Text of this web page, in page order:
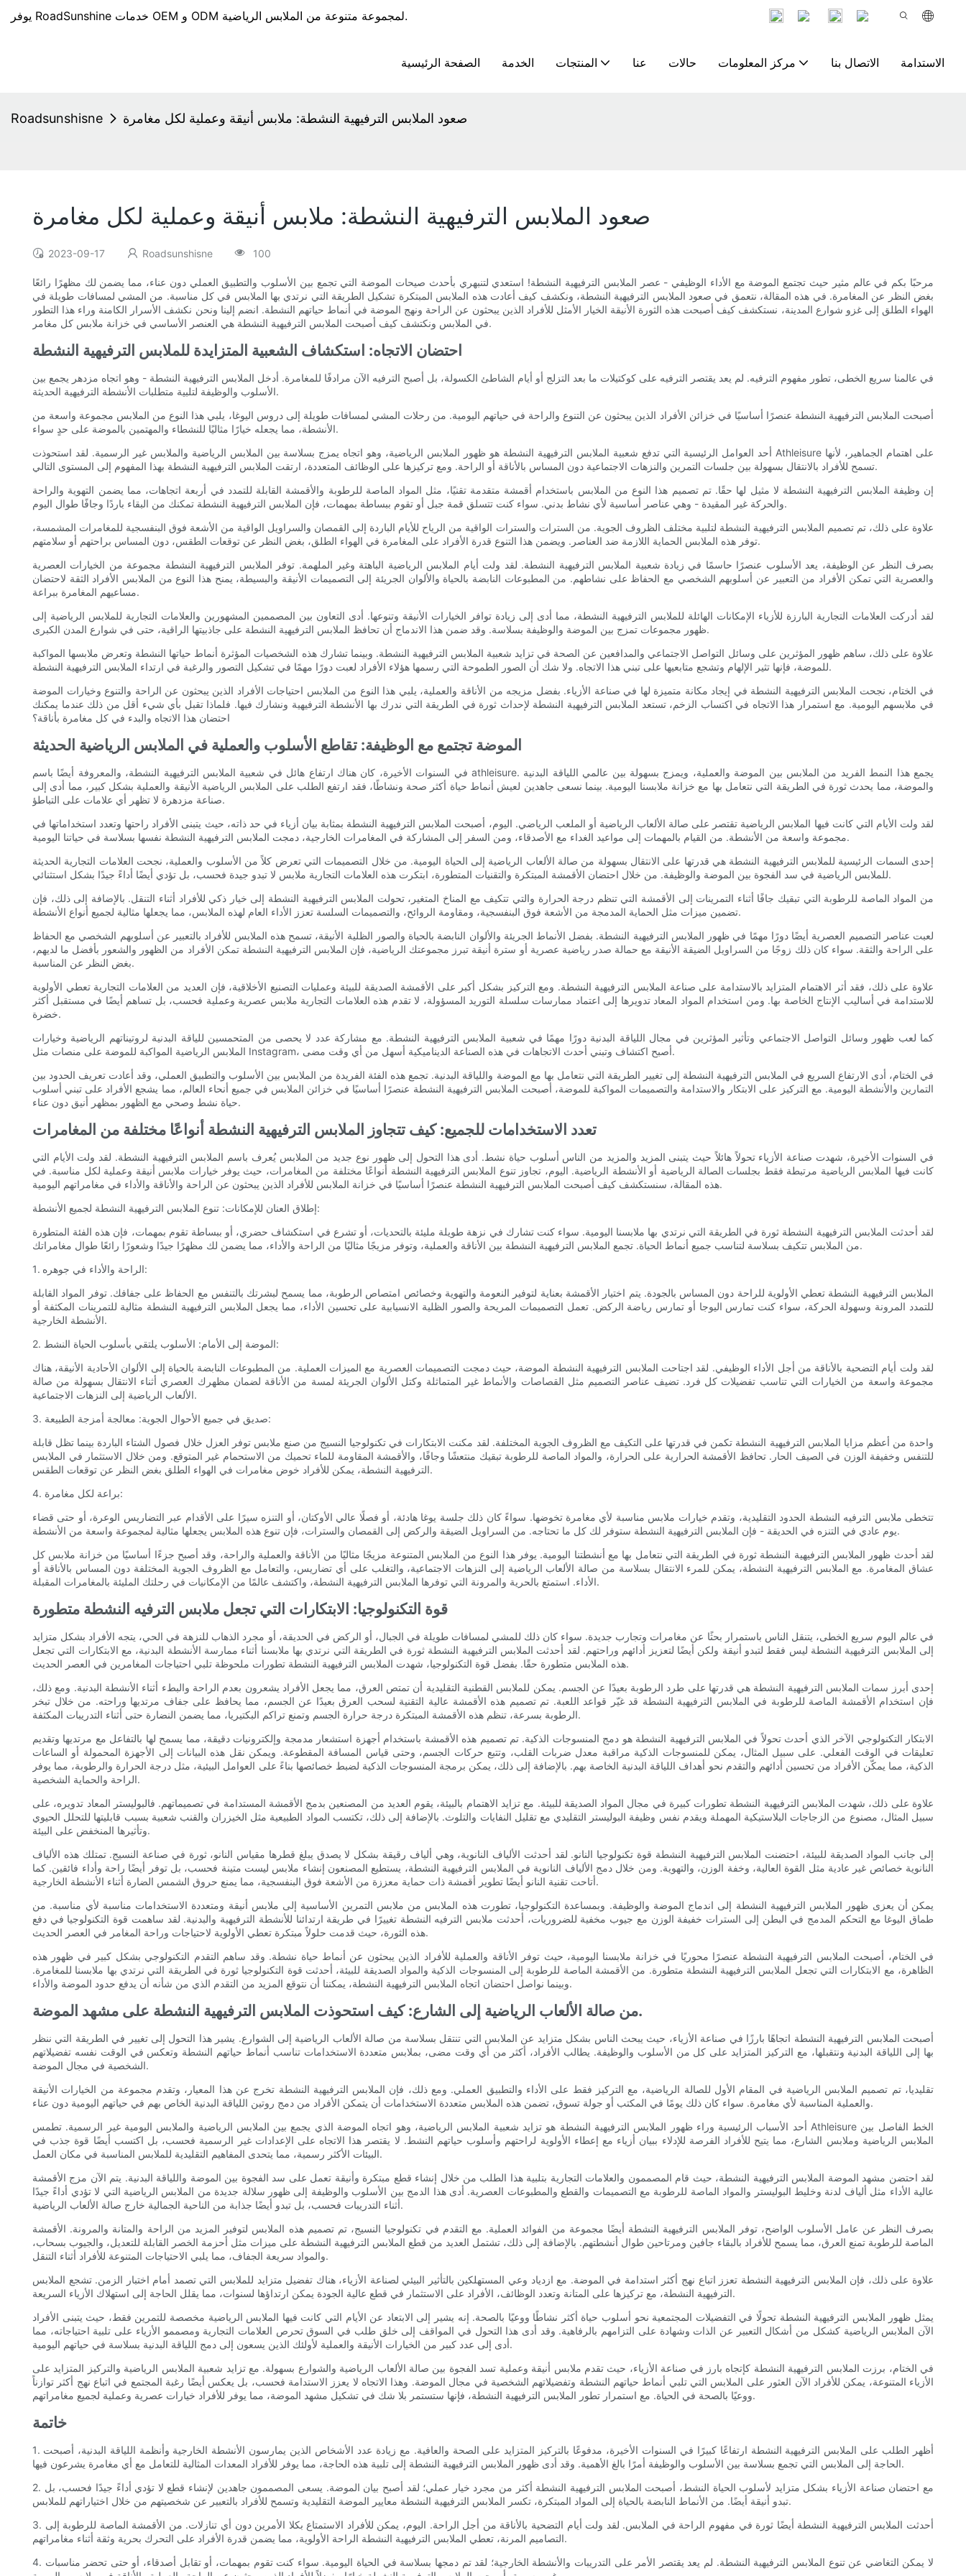
يوفر RoadSunshine خدمات OEM و ODM لمجموعة متنوعة من الملابس الرياضية.
الصفحة الرئيسية الخدمة المنتجات عنا حالات مركز المعلومات الاتصال بنا الاستدامة
Roadsunshisne صعود الملابس الترفيهية النشطة: ملابس أنيقة وعملية لكل مغامرة
صعود الملابس الترفيهية النشطة: ملابس أنيقة وعملية لكل مغامرة
2023-09-17 Roadsunshisne 100
مرحبًا بكم في عالم مثير حيث تجتمع الموضة مع الأداء الوظيفي - عصر الملابس الترفيهية النشطة! استعدي لتنبهري بأحدث صيحات الموضة التي تجمع بين الأسلوب والتطبيق العملي دون عناء، مما يضمن لك مظهرًا رائعًا
بغض النظر عن المغامرة. في هذه المقالة، نتعمق في صعود الملابس الترفيهية النشطة، ونكشف كيف أعادت هذه الملابس المبتكرة تشكيل الطريقة التي نرتدي بها الملابس في كل مناسبة. من المشي لمسافات طويلة في
الهواء الطلق إلى غزو شوارع المدينة، نستكشف كيف أصبحت هذه الثورة الأنيقة الخيار الأمثل للأفراد الذين يبحثون عن الراحة ونهج الموضة في أنماط حياتهم النشطة. انضم إلينا ونحن نكشف الأسرار الكامنة وراء هذا التطور
في الملابس ونكتشف كيف أصبحت الملابس الترفيهية النشطة هي العنصر الأساسي في خزانة ملابس كل مغامر.
احتضان الاتجاه: استكشاف الشعبية المتزايدة للملابس الترفيهية النشطة
في عالمنا سريع الخطى، تطور مفهوم الترفيه. لم يعد يقتصر الترفيه على كوكتيلات ما بعد التزلج أو أيام الشاطئ الكسولة، بل أصبح الترفيه الآن مرادفًا للمغامرة. أدخل الملابس الترفيهية النشطة - وهو اتجاه مزدهر يجمع بين
الأسلوب والوظيفة لتلبية متطلبات الأنشطة الترفيهية الحديثة.
أصبحت الملابس الترفيهية النشطة عنصرًا أساسيًا في خزائن الأفراد الذين يبحثون عن التنوع والراحة في حياتهم اليومية. من رحلات المشي لمسافات طويلة إلى دروس اليوغا، يلبي هذا النوع من الملابس مجموعة واسعة من
الأنشطة، مما يجعله خيارًا مثاليًا للنشطاء والمهتمين بالموضة على حدٍ سواء.
أحد العوامل الرئيسية التي تدفع شعبية الملابس الترفيهية النشطة هو ظهور الملابس الرياضية، وهو اتجاه يمزج بسلاسة بين الملابس الرياضية والملابس غير الرسمية. لقد استحوذت Athleisure على اهتمام الجماهير، لأنها
تسمح للأفراد بالانتقال بسهولة بين جلسات التمرين والنزهات الاجتماعية دون المساس بالأناقة أو الراحة. ومع تركيزها على الوظائف المتعددة، ارتقت الملابس الترفيهية النشطة بهذا المفهوم إلى المستوى التالي.
إن وظيفة الملابس الترفيهية النشطة لا مثيل لها حقًا. تم تصميم هذا النوع من الملابس باستخدام أقمشة متقدمة تقنيًا، مثل المواد الماصة للرطوبة والأقمشة القابلة للتمدد في أربعة اتجاهات، مما يضمن التهوية والراحة
والحركة غير المقيدة - وهي عناصر أساسية لأي نشاط بدني. سواء كنت تتسلق قمة جبل أو تقوم ببساطة بمهمات، فإن الملابس الترفيهية النشطة تمكنك من البقاء باردًا وجافًا طوال اليوم.
علاوة على ذلك، تم تصميم الملابس الترفيهية النشطة لتلبية مختلف الظروف الجوية. من السترات والسترات الواقية من الرياح للأيام الباردة إلى القمصان والسراويل الواقية من الأشعة فوق البنفسجية للمغامرات المشمسة،
توفر هذه الملابس الحماية اللازمة ضد العناصر. ويضمن هذا التنوع قدرة الأفراد على المغامرة في الهواء الطلق، بغض النظر عن توقعات الطقس، دون المساس براحتهم أو سلامتهم.
بصرف النظر عن الوظيفة، يعد الأسلوب عنصرًا حاسمًا في زيادة شعبية الملابس الترفيهية النشطة. لقد ولت أيام الملابس الرياضية الباهتة وغير الملهمة. توفر الملابس الترفيهية النشطة مجموعة من الخيارات العصرية
والعصرية التي تمكن الأفراد من التعبير عن أسلوبهم الشخصي مع الحفاظ على نشاطهم. من المطبوعات النابضة بالحياة والألوان الجريئة إلى التصميمات الأنيقة والبسيطة، يمنح هذا النوع من الملابس الأفراد الثقة لاحتضان
مساعيهم المغامرة ببراعة.
لقد أدركت العلامات التجارية البارزة للأزياء الإمكانات الهائلة للملابس الترفيهية النشطة، مما أدى إلى زيادة توافر الخيارات الأنيقة وتنوعها. أدى التعاون بين المصممين المشهورين والعلامات التجارية للملابس الرياضية إلى
ظهور مجموعات تمزج بين الموضة والوظيفة بسلاسة. وقد ضمن هذا الاندماج أن تحافظ الملابس الترفيهية النشطة على جاذبيتها الراقية، حتى في شوارع المدن الكبرى.
علاوة على ذلك، ساهم ظهور المؤثرين على وسائل التواصل الاجتماعي والمدافعين عن الصحة في تزايد شعبية الملابس الترفيهية النشطة. وبينما تشارك هذه الشخصيات المؤثرة أنماط حياتها النشطة وتعرض ملابسها المواكبة
للموضة، فإنها تثير الإلهام وتشجع متابعيها على تبني هذا الاتجاه. ولا شك أن الصور الطموحة التي رسمها هؤلاء الأفراد لعبت دورًا مهمًا في تشكيل التصور والرغبة في ارتداء الملابس الترفيهية النشطة.
في الختام، نجحت الملابس الترفيهية النشطة في إيجاد مكانة متميزة لها في صناعة الأزياء. بفضل مزيجه من الأناقة والعملية، يلبي هذا النوع من الملابس احتياجات الأفراد الذين يبحثون عن الراحة والتنوع وخيارات الموضة
في ملابسهم اليومية. مع استمرار هذا الاتجاه في اكتساب الزخم، تستعد الملابس الترفيهية النشطة لإحداث ثورة في الطريقة التي ندرك بها الأنشطة الترفيهية ونشارك فيها. فلماذا تقبل بأي شيء أقل من ذلك عندما يمكنك
احتضان هذا الاتجاه والبدء في كل مغامرة بأناقة؟
الموضة تجتمع مع الوظيفة: تقاطع الأسلوب والعملية في الملابس الرياضية الحديثة
في السنوات الأخيرة، كان هناك ارتفاع هائل في شعبية الملابس الترفيهية النشطة، والمعروفة أيضًا باسم athleisure. يجمع هذا النمط الفريد من الملابس بين الموضة والعملية، ويمزج بسهولة بين عالمي اللياقة البدنية
والموضة، مما يحدث ثورة في الطريقة التي نتعامل بها مع خزانة ملابسنا اليومية. بينما نسعى جاهدين لعيش أنماط حياة أكثر صحة ونشاطًا، فقد ارتفع الطلب على الملابس الرياضية الأنيقة والعملية بشكل كبير، مما أدى إلى
صناعة مزدهرة لا تظهر أي علامات على التباطؤ.
لقد ولت الأيام التي كانت فيها الملابس الرياضية تقتصر على صالة الألعاب الرياضية أو الملعب الرياضي. اليوم، أصبحت الملابس الترفيهية النشطة بمثابة بيان أزياء في حد ذاته، حيث يتبنى الأفراد راحتها وتعدد استخداماتها في
مجموعة واسعة من الأنشطة. من القيام بالمهمات إلى مواعيد الغداء مع الأصدقاء، ومن السفر إلى المشاركة في المغامرات الخارجية، دمجت الملابس الترفيهية النشطة نفسها بسلاسة في حياتنا اليومية.
إحدى السمات الرئيسية للملابس الترفيهية النشطة هي قدرتها على الانتقال بسهولة من صالة الألعاب الرياضية إلى الحياة اليومية. من خلال التصميمات التي تعرض كلاً من الأسلوب والعملية، نجحت العلامات التجارية الحديثة
للملابس الرياضية في سد الفجوة بين الموضة والوظيفة. من خلال احتضان الأقمشة المبتكرة والتقنيات المتطورة، ابتكرت هذه العلامات التجارية ملابس لا تبدو جيدة فحسب، بل تؤدي أيضًا أداءً جيدًا بشكل استثنائي.
من المواد الماصة للرطوبة التي تبقيك جافًا أثناء التمرينات إلى الأقمشة التي تنظم درجة الحرارة والتي تتكيف مع المناخ المتغير، تحولت الملابس الترفيهية النشطة إلى خيار ذكي للأفراد أثناء التنقل. بالإضافة إلى ذلك، فإن
تضمين ميزات مثل الحماية المدمجة من الأشعة فوق البنفسجية، ومقاومة الروائح، والتصميمات السلسة تعزز الأداء العام لهذه الملابس، مما يجعلها مثالية لجميع أنواع الأنشطة.
لعبت عناصر التصميم العصرية أيضًا دورًا مهمًا في ظهور الملابس الترفيهية النشطة. بفضل الأنماط الجريئة والألوان النابضة بالحياة والصور الظلية الأنيقة، تسمح هذه الملابس للأفراد بالتعبير عن أسلوبهم الشخصي مع الحفاظ
على الراحة والثقة. سواء كان ذلك زوجًا من السراويل الضيقة الأنيقة مع حمالة صدر رياضية عصرية أو سترة أنيقة تبرز مجموعتك الرياضية، فإن الملابس الترفيهية النشطة تمكن الأفراد من الظهور والشعور بأفضل ما لديهم،
بغض النظر عن المناسبة.
علاوة على ذلك، فقد أثر الاهتمام المتزايد بالاستدامة على صناعة الملابس الترفيهية النشطة. ومع التركيز بشكل أكبر على الأقمشة الصديقة للبيئة وعمليات التصنيع الأخلاقية، فإن العديد من العلامات التجارية تعطي الأولوية
للاستدامة في أساليب الإنتاج الخاصة بها. ومن استخدام المواد المعاد تدويرها إلى اعتماد ممارسات سلسلة التوريد المسؤولة، لا تقدم هذه العلامات التجارية ملابس عصرية وعملية فحسب، بل تساهم أيضًا في مستقبل أكثر
خضرة.
كما لعب ظهور وسائل التواصل الاجتماعي وتأثير المؤثرين في مجال اللياقة البدنية دورًا مهمًا في شعبية الملابس الترفيهية النشطة. مع مشاركة عدد لا يحصى من المتحمسين للياقة البدنية لروتيناتهم الرياضية وخيارات
الملابس الرياضية المواكبة للموضة على منصات مثل Instagram، أصبح اكتشاف وتبني أحدث الاتجاهات في هذه الصناعة الديناميكية أسهل من أي وقت مضى.
في الختام، أدى الارتفاع السريع في الملابس الترفيهية النشطة إلى تغيير الطريقة التي نتعامل بها مع الموضة واللياقة البدنية. تجمع هذه الفئة الفريدة من الملابس بين الأسلوب والتطبيق العملي، وقد أعادت تعريف الحدود بين
التمارين والأنشطة اليومية. مع التركيز على الابتكار والاستدامة والتصميمات المواكبة للموضة، أصبحت الملابس الترفيهية النشطة عنصرًا أساسيًا في خزائن الملابس في جميع أنحاء العالم، مما يشجع الأفراد على تبني أسلوب
حياة نشط وصحي مع الظهور بمظهر أنيق دون عناء.
تعدد الاستخدامات للجميع: كيف تتجاوز الملابس الترفيهية النشطة أنواعًا مختلفة من المغامرات
في السنوات الأخيرة، شهدت صناعة الأزياء تحولاً هائلاً حيث يتبنى المزيد والمزيد من الناس أسلوب حياة نشط. أدى هذا التحول إلى ظهور نوع جديد من الملابس يُعرف باسم الملابس الترفيهية النشطة. لقد ولت الأيام التي
كانت فيها الملابس الرياضية مرتبطة فقط بجلسات الصالة الرياضية أو الأنشطة الرياضية. اليوم، تجاوز تنوع الملابس الترفيهية النشطة أنواعًا مختلفة من المغامرات، حيث يوفر خيارات ملابس أنيقة وعملية لكل مناسبة. في
هذه المقالة، سنستكشف كيف أصبحت الملابس الترفيهية النشطة عنصرًا أساسيًا في خزانة الملابس للأفراد الذين يبحثون عن الراحة والأناقة والأداء في مغامراتهم اليومية.
إطلاق العنان للإمكانات: تنوع الملابس الترفيهية النشطة لجميع الأنشطة:
لقد أحدثت الملابس الترفيهية النشطة ثورة في الطريقة التي نرتدي بها ملابسنا اليومية. سواء كنت تشارك في نزهة طويلة مليئة بالتحديات، أو تشرع في استكشاف حضري، أو ببساطة تقوم بمهمات، فإن هذه الفئة المتطورة
من الملابس تتكيف بسلاسة لتناسب جميع أنماط الحياة. تجمع الملابس الترفيهية النشطة بين الأناقة والعملية، وتوفر مزيجًا مثاليًا من الراحة والأداء، مما يضمن لك مظهرًا جيدًا وشعورًا رائعًا طوال مغامراتك.
1. الراحة والأداء في جوهره:
الملابس الترفيهية النشطة تعطي الأولوية للراحة دون المساس بالجودة. يتم اختيار الأقمشة بعناية لتوفير النعومة والتهوية وخصائص امتصاص الرطوبة، مما يسمح لبشرتك بالتنفس مع الحفاظ على جفافك. توفر المواد القابلة
للتمدد المرونة وسهولة الحركة، سواء كنت تمارس اليوجا أو تمارس رياضة الركض. تعمل التصميمات المريحة والصور الظلية الانسيابية على تحسين الأداء، مما يجعل الملابس الترفيهية النشطة مثالية للتمرينات المكثفة أو
الأنشطة الخارجية.
2. الموضة إلى الأمام: الأسلوب يلتقي بأسلوب الحياة النشط:
لقد ولت أيام التضحية بالأناقة من أجل الأداء الوظيفي. لقد اجتاحت الملابس الترفيهية النشطة الموضة، حيث دمجت التصميمات العصرية مع الميزات العملية. من المطبوعات النابضة بالحياة إلى الألوان الأحادية الأنيقة، هناك
مجموعة واسعة من الخيارات التي تناسب تفضيلات كل فرد. تضيف عناصر التصميم مثل القصاصات والأنماط غير المتماثلة وكتل الألوان الجريئة لمسة من الأناقة لضمان مظهرك العصري أثناء الانتقال بسهولة من صالة
الألعاب الرياضية إلى النزهات الاجتماعية.
3. صديق في جميع الأحوال الجوية: معالجة أمزجة الطبيعة:
واحدة من أعظم مزايا الملابس الترفيهية النشطة تكمن في قدرتها على التكيف مع الظروف الجوية المختلفة. لقد مكنت الابتكارات في تكنولوجيا النسيج من صنع ملابس توفر العزل خلال فصول الشتاء الباردة بينما تظل قابلة
للتنفس وخفيفة الوزن في الصيف الحار. تحافظ الأقمشة الحرارية على الحرارة، والمواد الماصة للرطوبة تبقيك منتعشًا وجافًا، والأقمشة المقاومة للماء تحميك من الاستحمام غير المتوقع. ومن خلال الاستثمار في الملابس
الترفيهية النشطة، يمكن للأفراد خوض مغامرات في الهواء الطلق بغض النظر عن توقعات الطقس.
4. براعة لكل مغامرة:
تتخطى ملابس الترفيه النشطة الحدود التقليدية، وتقدم خيارات ملابس مناسبة لأي مغامرة تخوضها. سواءً كان ذلك جلسة يوغا هادئة، أو فصلًا عالي الأوكتان، أو التنزه سيرًا على الأقدام عبر التضاريس الوعرة، أو حتى قضاء
يوم عادي في التنزه في الحديقة - فإن الملابس الترفيهية النشطة ستوفر لك كل ما تحتاجه. من السراويل الضيقة والركض إلى القمصان والسترات، فإن تنوع هذه الملابس يجعلها مثالية لمجموعة واسعة من الأنشطة.
لقد أحدث ظهور الملابس الترفيهية النشطة ثورة في الطريقة التي نتعامل بها مع أنشطتنا اليومية. يوفر هذا النوع من الملابس المتنوعة مزيجًا مثاليًا من الأناقة والعملية والراحة، وقد أصبح جزءًا أساسيًا من خزانة ملابس كل
عشاق المغامرة. مع الملابس الترفيهية النشطة، يمكن للمرء الانتقال بسلاسة من صالة الألعاب الرياضية إلى النزهات الاجتماعية، والتغلب على أي تضاريس، والتعامل مع الظروف الجوية المختلفة دون المساس بالأناقة أو
الأداء. استمتع بالحرية والمرونة التي توفرها الملابس الترفيهية النشطة، واكتشف عالمًا من الإمكانيات في رحلتك المليئة بالمغامرات المقبلة.
قوة التكنولوجيا: الابتكارات التي تجعل ملابس الترفيه النشطة متطورة
في عالم اليوم سريع الخطى، يتنقل الناس باستمرار بحثًا عن مغامرات وتجارب جديدة. سواء كان ذلك للمشي لمسافات طويلة في الجبال، أو الركض في الحديقة، أو مجرد الذهاب للنزهة في الحي، يتجه الأفراد بشكل متزايد
إلى الملابس الترفيهية النشطة ليس فقط لتبدو أنيقة ولكن أيضًا لتعزيز أدائهم وراحتهم. لقد أحدثت الملابس الترفيهية النشطة ثورة في الطريقة التي نرتدي بها ملابسنا أثناء ممارسة الأنشطة البدنية، مع الابتكارات التي تجعل
هذه الملابس متطورة حقًا. بفضل قوة التكنولوجيا، شهدت الملابس الترفيهية النشطة تطورات ملحوظة تلبي احتياجات المغامرين في العصر الحديث.
إحدى أبرز سمات الملابس الترفيهية النشطة هي قدرتها على طرد الرطوبة بعيدًا عن الجسم. يمكن للملابس القطنية التقليدية أن تمتص العرق، مما يجعل الأفراد يشعرون بعدم الراحة والبطء أثناء الأنشطة البدنية. ومع ذلك،
فإن استخدام الأقمشة الماصة للرطوبة في الملابس الترفيهية النشطة قد غيّر قواعد اللعبة. تم تصميم هذه الأقمشة عالية التقنية لسحب العرق بعيدًا عن الجسم، مما يحافظ على جفاف مرتديها وراحته. من خلال تبخر
الرطوبة بسرعة، تنظم هذه الأقمشة المبتكرة درجة حرارة الجسم وتمنع تراكم البكتيريا، مما يضمن النضارة حتى أثناء التدريبات المكثفة.
الابتكار التكنولوجي الآخر الذي أحدث تحولاً في الملابس الترفيهية النشطة هو دمج المنسوجات الذكية. تم تصميم هذه الأقمشة باستخدام أجهزة استشعار مدمجة وإلكترونيات دقيقة، مما يسمح لها بالتفاعل مع مرتديها وتقديم
تعليقات في الوقت الفعلي. على سبيل المثال، يمكن للمنسوجات الذكية مراقبة معدل ضربات القلب، وتتبع حركات الجسم، وحتى قياس المسافة المقطوعة. ويمكن نقل هذه البيانات إلى الأجهزة المحمولة أو الساعات
الذكية، مما يمكّن الأفراد من تحسين أدائهم والتقدم نحو أهداف اللياقة البدنية الخاصة بهم. بالإضافة إلى ذلك، يمكن برمجة المنسوجات الذكية لضبط خصائصها بناءً على العوامل البيئية، مثل درجة الحرارة والرطوبة، مما يوفر
الراحة والحماية الشخصية.
علاوة على ذلك، شهدت الملابس الترفيهية النشطة تطورات كبيرة في مجال المواد الصديقة للبيئة. مع تزايد الاهتمام بالبيئة، يقوم العديد من المصنعين بدمج الأقمشة المستدامة في تصميماتهم. فالبوليستر المعاد تدويره، على
سبيل المثال، مصنوع من الزجاجات البلاستيكية المهملة ويقدم نفس وظيفة البوليستر التقليدي مع تقليل النفايات والتلوث. بالإضافة إلى ذلك، تكتسب المواد الطبيعية مثل الخيزران والقنب شعبية بسبب قابليتها للتحلل الحيوي
وتأثيرها المنخفض على البيئة.
إلى جانب المواد الصديقة للبيئة، احتضنت الملابس الترفيهية النشطة قوة تكنولوجيا النانو. لقد أحدثت الألياف النانوية، وهي ألياف رقيقة بشكل لا يصدق يبلغ قطرها مقياس النانو، ثورة في صناعة النسيج. تمتلك هذه الألياف
النانوية خصائص غير عادية مثل القوة العالية، وخفة الوزن، والتهوية. ومن خلال دمج الألياف النانوية في الملابس الترفيهية النشطة، يستطيع المصنعون إنشاء ملابس ليست متينة فحسب، بل توفر أيضًا راحة وأداء فائقين. كما
أتاحت تقنية النانو أيضًا تطوير أقمشة ذات حماية معززة من الأشعة فوق البنفسجية، مما يمنع حروق الشمس الضارة أثناء الأنشطة الخارجية.
يمكن أن يعزى ظهور الملابس الترفيهية النشطة إلى اندماج الموضة والوظيفة. وبمساعدة التكنولوجيا، تطورت هذه الملابس من ملابس التمرين الأساسية إلى ملابس أنيقة ومتعددة الاستخدامات مناسبة لأي مناسبة. من
طماق اليوغا مع التحكم المدمج في البطن إلى السترات خفيفة الوزن مع جيوب مخفية للضروريات، أحدثت ملابس الترفيه النشطة تغييرًا في طريقة ارتدائنا للأنشطة الترفيهية والبدنية. لقد ساهمت قوة التكنولوجيا في دفع
هذه الثورة، حيث قدمت حلولاً مبتكرة تعطي الأولوية لاحتياجات وراحة المغامر في العصر الحديث.
في الختام، أصبحت الملابس الترفيهية النشطة عنصرًا محوريًا في خزانة ملابسنا اليومية، حيث توفر الأناقة والعملية للأفراد الذين يبحثون عن أنماط حياة نشطة. وقد ساهم التقدم التكنولوجي بشكل كبير في ظهور هذه
الظاهرة، مع الابتكارات التي تجعل الملابس الترفيهية النشطة متطورة. من الأقمشة الماصة للرطوبة إلى المنسوجات الذكية والمواد الصديقة للبيئة، أحدثت قوة التكنولوجيا ثورة في الطريقة التي نرتدي بها ملابسنا للمغامرة.
وبينما نواصل احتضان اتجاه الملابس الترفيهية النشطة، يمكننا أن نتوقع المزيد من التقدم الذي من شأنه أن يدفع حدود الموضة والأداء.
من صالة الألعاب الرياضية إلى الشارع: كيف استحوذت الملابس الترفيهية النشطة على مشهد الموضة.
أصبحت الملابس الترفيهية النشطة اتجاهًا بارزًا في صناعة الأزياء، حيث يبحث الناس بشكل متزايد عن الملابس التي تنتقل بسلاسة من صالة الألعاب الرياضية إلى الشوارع. يشير هذا التحول إلى تغيير في الطريقة التي ننظر
بها إلى اللياقة البدنية ونتقبلها، مع التركيز المتزايد على كل من الأسلوب والوظيفة. يطالب الأفراد، أكثر من أي وقت مضى، بملابس متعددة الاستخدامات تناسب أنماط حياتهم النشطة وتعكس في الوقت نفسه تفضيلاتهم
الشخصية في مجال الموضة.
تقليديا، تم تصميم الملابس الرياضية في المقام الأول للصالة الرياضية، مع التركيز فقط على الأداء والتطبيق العملي. ومع ذلك، فإن الملابس الترفيهية النشطة تخرج عن هذا المعيار، وتقدم مجموعة من الخيارات الأنيقة
والعملية المناسبة لأي مغامرة. سواء كان ذلك يومًا في المكتب أو جولة تسوق، تضمن هذه الملابس متعددة الاستخدامات أن يتمكن الأفراد من دمج روتين اللياقة البدنية الخاص بهم في حياتهم اليومية دون عناء.
أحد الأسباب الرئيسية وراء ظهور الملابس الترفيهية النشطة هو تزايد شعبية الملابس الرياضية، وهو اتجاه الموضة الذي يجمع بين الملابس الرياضية والملابس اليومية غير الرسمية. تطمس Athleisure الخط الفاصل بين
الملابس الرياضية وملابس الشارع، مما يتيح للأفراد الفرصة للإدلاء ببيان أزياء مع إعطاء الأولوية لراحتهم وأسلوب حياتهم النشط. لا يقتصر هذا الاتجاه على الإعدادات غير الرسمية فحسب، بل اكتسب أيضًا قوة جذب في
البيئات الأكثر رسمية، مما يتحدى المفاهيم التقليدية للملابس المناسبة في مكان العمل.
لقد احتضن مشهد الموضة الملابس الترفيهية النشطة، حيث قام المصممون والعلامات التجارية بتلبية هذا الطلب من خلال إنشاء قطع مبتكرة وأنيقة تعمل على سد الفجوة بين الموضة واللياقة البدنية. يتم الآن مزج الأقمشة
عالية الأداء مثل ألياف لدنة وخليط البوليستر والمواد الماصة للرطوبة مع التصميمات والقطع والمطبوعات العصرية. أدى هذا الدمج بين الأسلوب والوظيفة إلى ظهور سلالة جديدة من الملابس الرياضية التي لا تؤدي أداءً جيدًا
أثناء التدريبات فحسب، بل تبدو أيضًا جذابة من الناحية الجمالية خارج صالة الألعاب الرياضية.
بصرف النظر عن عامل الأسلوب الواضح، توفر الملابس الترفيهية النشطة أيضًا مجموعة من الفوائد العملية. مع التقدم في تكنولوجيا النسيج، تم تصميم هذه الملابس لتوفير المزيد من الراحة والمتانة والمرونة. الأقمشة
الماصة للرطوبة تمنع العرق، مما يسمح للأفراد بالبقاء جافين ومرتاحين طوال أنشطتهم. بالإضافة إلى ذلك، تشتمل العديد من قطع الملابس الترفيهية النشطة على ميزات مثل أحزمة الخصر القابلة للتعديل، والجيوب بسحاب،
والمواد سريعة الجفاف، مما يلبي الاحتياجات المتنوعة للأفراد أثناء التنقل.
علاوة على ذلك، فإن الملابس الترفيهية النشطة تعزز اتباع نهج أكثر استدامة في الموضة. مع ازدياد وعي المستهلكين بالتأثير البيئي لصناعة الأزياء، هناك تفضيل متزايد للملابس التي تصمد أمام اختبار الزمن. تشجع الملابس
الترفيهية النشطة، مع تركيزها على المتانة وتعدد الوظائف، الأفراد على الاستثمار في قطع عالية الجودة يمكن ارتداؤها لسنوات، مما يقلل الحاجة إلى استهلاك الأزياء السريعة.
يمثل ظهور الملابس الترفيهية النشطة تحولًا في التفضيلات المجتمعية نحو أسلوب حياة أكثر نشاطًا ووعيًا بالصحة. إنه يشير إلى الابتعاد عن الأيام التي كانت فيها الملابس الرياضية مخصصة للتمرين فقط، حيث يتبنى الأفراد
الآن الملابس الرياضية كشكل من أشكال التعبير عن الذات وشهادة على التزامهم بالرفاهية. وقد أدى هذا التحول في المواقف إلى خلق طلب في السوق تحرص العلامات التجارية ومصممو الأزياء على تلبية احتياجاته، مما
أدى إلى عدد كبير من الخيارات الأنيقة والعملية لأولئك الذين يسعون إلى دمج اللياقة البدنية بسلاسة في حياتهم اليومية.
في الختام، برزت الملابس الترفيهية النشطة كإتجاه بارز في صناعة الأزياء، حيث تقدم ملابس أنيقة وعملية تسد الفجوة بين صالة الألعاب الرياضية والشوارع بسهولة. مع تزايد شعبية الملابس الرياضية والتركيز المتزايد على
الأزياء المتنوعة، يمكن للأفراد الآن العثور على الملابس التي تلبي أنماط حياتهم النشطة وتفضيلاتهم الشخصية في مجال الموضة. وهذا الاتجاه لا يعزز الاستدامة فحسب، بل يعكس أيضًا رغبة المجتمع في اتباع نهج أكثر توازناً
ووعيًا بالصحة في الحياة. مع استمرار تطور الملابس الترفيهية النشطة، فإنها ستستمر بلا شك في تشكيل مشهد الموضة، مما يوفر للأفراد خيارات عصرية وعملية لجميع مغامراتهم.
خاتمة
1. أظهر الطلب على الملابس الترفيهية النشطة ارتفاعًا كبيرًا في السنوات الأخيرة، مدفوعًا بالتركيز المتزايد على الصحة والعافية. مع زيادة عدد الأشخاص الذين يمارسون الأنشطة الخارجية وأنظمة اللياقة البدنية، أصبحت
الحاجة إلى الملابس التي تجمع بسلاسة بين الأسلوب والوظيفة أمرًا بالغ الأهمية. وقد أدى ظهور الملابس الترفيهية النشطة إلى تلبية هذه الحاجة، مما يوفر للأفراد المعدات المثالية للتعامل مع أي مغامرة يشرعون فيها.
2. مع احتضان صناعة الأزياء بشكل متزايد لأسلوب الحياة النشط، أصبحت الملابس الترفيهية النشطة أكثر من مجرد خيار عملي؛ لقد أصبح بيان الموضة. يسعى المصممون جاهدين لإنشاء قطع لا تؤدي أداءً جيدًا فحسب، بل
تبدو أنيقة أيضًا. من الأنماط النابضة بالحياة إلى المواد المبتكرة، تكسر الملابس الترفيهية النشطة معايير الموضة التقليدية وتسمح للأفراد بالتعبير عن شخصيتهم من خلال اختياراتهم للملابس.
3. أحدثت الملابس الترفيهية النشطة أيضًا ثورة في مفهوم الراحة في الملابس. لقد ولت أيام التضحية بالأناقة من أجل الراحة. اليوم، يمكن للأفراد الاستمتاع بكلا الأمرين دون أي تنازلات. من الأقمشة الماصة للرطوبة إلى
التصاميم المرنة، تعطي الملابس الترفيهية النشطة الراحة الأولوية، مما يضمن قدرة الأفراد على التحرك بحرية وثقة أثناء مغامراتهم.
4. لا يمكن التغاضي عن تنوع الملابس الترفيهية النشطة. لم يعد يقتصر الأمر على التدريبات والأنشطة الخارجية؛ لقد تم دمجها بسلاسة في الحياة اليومية. سواء كنت تقوم بمهمات، أو تقابل أصدقاء، أو حتى تحضر مناسبات